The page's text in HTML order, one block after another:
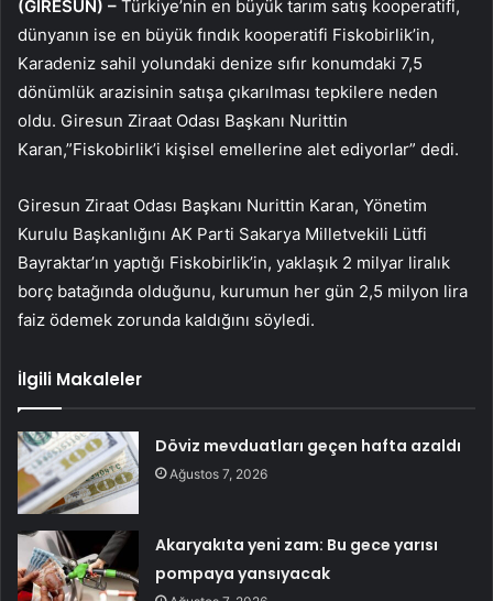
(GİRESUN) – Türkiye’nin en büyük tarım satış kooperatifi,
dünyanın ise en büyük fındık kooperatifi Fiskobirlik’in,
Karadeniz sahil yolundaki denize sıfır konumdaki 7,5
dönümlük arazisinin satışa çıkarılması tepkilere neden
oldu. Giresun Ziraat Odası Başkanı Nurittin
Karan,”Fiskobirlik’i kişisel emellerine alet ediyorlar” dedi.
Giresun Ziraat Odası Başkanı Nurittin Karan, Yönetim
Kurulu Başkanlığını AK Parti Sakarya Milletvekili Lütfi
Bayraktar’ın yaptığı Fiskobirlik’in, yaklaşık 2 milyar liralık
borç batağında olduğunu, kurumun her gün 2,5 milyon lira
faiz ödemek zorunda kaldığını söyledi.
İlgili Makaleler
Döviz mevduatları geçen hafta azaldı
Ağustos 7, 2026
Akaryakıta yeni zam: Bu gece yarısı
pompaya yansıyacak